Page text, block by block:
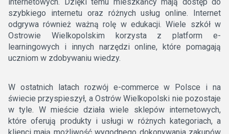
szybkiego internetu oraz różnych usług online. Internet
odgrywa również ważną rolę w edukacji. Wiele szkół w
Ostrowie Wielkopolskim korzysta z platform e-
learningowych i innych narzędzi online, które pomagają
uczniom w zdobywaniu wiedzy.
W ostatnich latach rozwój e-commerce w Polsce i na
świecie przyspieszył, a Ostrów Wielkopolski nie pozostaje
w tyle. W mieście działa wiele sklepów internetowych,
które oferują produkty i usługi w różnych kategoriach, a